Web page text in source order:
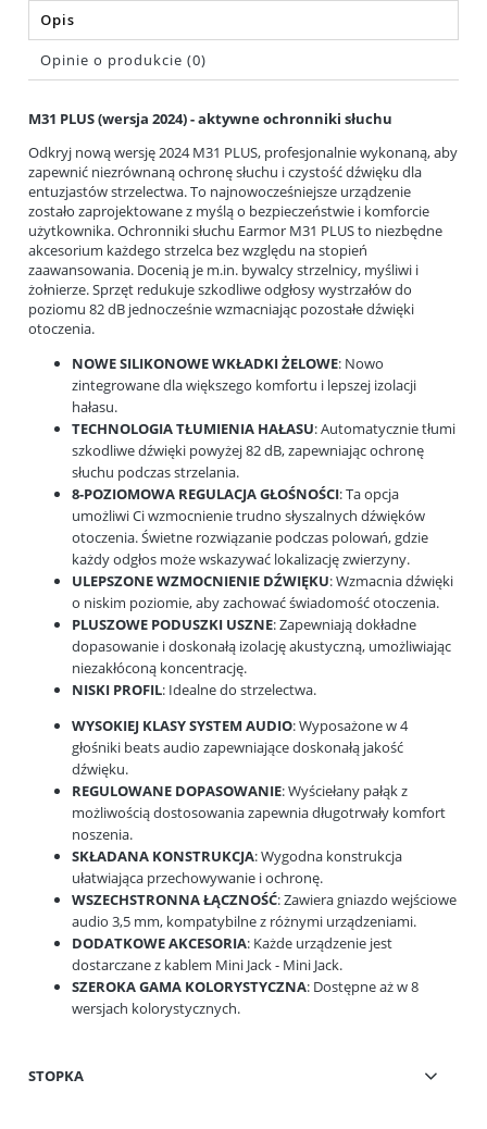
Opis
Opinie o produkcie (0)
M31 PLUS (wersja 2024) - aktywne ochronniki słuchu
Odkryj nową wersję 2024 M31 PLUS, profesjonalnie wykonaną, aby
zapewnić niezrównaną ochronę słuchu i czystość dźwięku dla
entuzjastów strzelectwa. To najnowocześniejsze urządzenie
zostało zaprojektowane z myślą o bezpieczeństwie i komforcie
użytkownika. Ochronniki słuchu Earmor M31 PLUS to niezbędne
akcesorium każdego strzelca bez względu na stopień
zaawansowania. Docenią je m.in. bywalcy strzelnicy, myśliwi i
żołnierze. Sprzęt redukuje szkodliwe odgłosy wystrzałów do
poziomu 82 dB jednocześnie wzmacniając pozostałe dźwięki
otoczenia.
NOWE SILIKONOWE WKŁADKI ŻELOWE: Nowo
zintegrowane dla większego komfortu i lepszej izolacji
hałasu.
TECHNOLOGIA TŁUMIENIA HAŁASU: Automatycznie tłumi
szkodliwe dźwięki powyżej 82 dB, zapewniając ochronę
słuchu podczas strzelania.
8-POZIOMOWA REGULACJA GŁOŚNOŚCI: Ta opcja
umożliwi Ci wzmocnienie trudno słyszalnych dźwięków
otoczenia. Świetne rozwiązanie podczas polowań, gdzie
każdy odgłos może wskazywać lokalizację zwierzyny.
ULEPSZONE WZMOCNIENIE DŹWIĘKU: Wzmacnia dźwięki
o niskim poziomie, aby zachować świadomość otoczenia.
PLUSZOWE PODUSZKI USZNE: Zapewniają dokładne
dopasowanie i doskonałą izolację akustyczną, umożliwiając
niezakłóconą koncentrację.
NISKI PROFIL: Idealne do strzelectwa.
WYSOKIEJ KLASY SYSTEM AUDIO: Wyposażone w 4
głośniki beats audio zapewniające doskonałą jakość
dźwięku.
REGULOWANE DOPASOWANIE: Wyściełany pałąk z
możliwością dostosowania zapewnia długotrwały komfort
noszenia.
SKŁADANA KONSTRUKCJA: Wygodna konstrukcja
ułatwiająca przechowywanie i ochronę.
WSZECHSTRONNA ŁĄCZNOŚĆ: Zawiera gniazdo wejściowe
audio 3,5 mm, kompatybilne z różnymi urządzeniami.
DODATKOWE AKCESORIA: Każde urządzenie jest
dostarczane z kablem Mini Jack - Mini Jack.
SZEROKA GAMA KOLORYSTYCZNA: Dostępne aż w 8
wersjach kolorystycznych.
STOPKA